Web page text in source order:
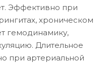
Эффективно при
хроническом
гемодинамику,
Длительное
при артериальной